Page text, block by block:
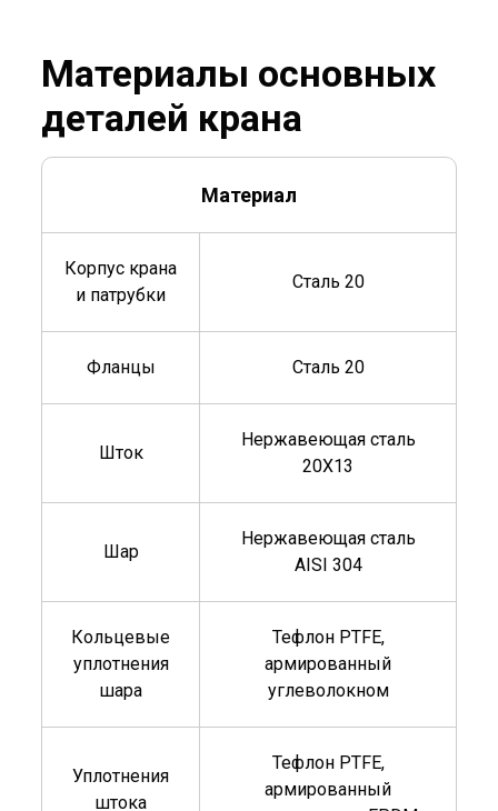
Материалы основных
деталей крана
Материал
Корпус крана
и патрубки
Сталь 20
Фланцы Сталь 20
Шток
Нержавеющая сталь
20X13
Шар
Нержавеющая сталь
AISI 304
Кольцевые
уплотнения
шара
Тефлон PTFE,
армированный
углеволокном
Уплотнения
штока
Тефлон PTFE,
армированный